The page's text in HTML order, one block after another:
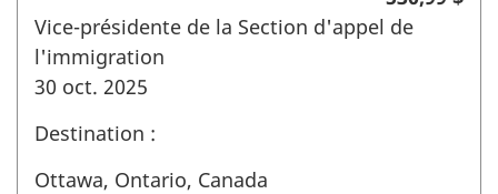
Vice-présidente de la Section d'appel de
l'immigration
30 oct. 2025
Destination :
Ottawa, Ontario, Canada